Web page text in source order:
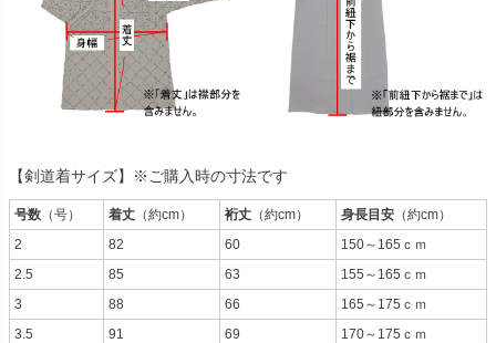
【剣道着サイズ】※ご購入時の寸法です
号数 （号） 着丈 （約cm） 裄丈 （約cm） 身長目安 （約cm）
2
82 60
150～165ｃｍ
2.5
85 63
155～165ｃｍ
3
88 66
165～175ｃｍ
3.5
91 69
170～175ｃｍ